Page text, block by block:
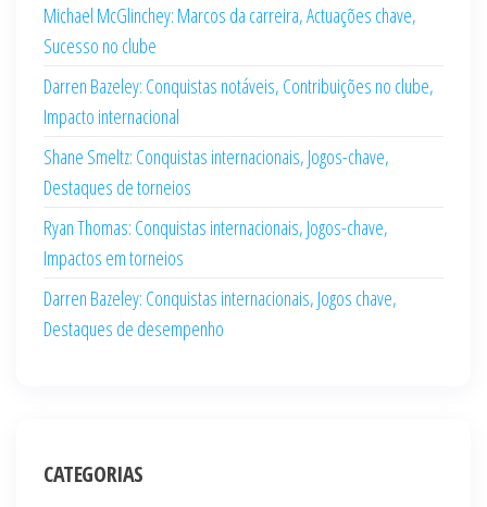
Michael McGlinchey: Marcos da carreira, Actuações chave,
Sucesso no clube
Darren Bazeley: Conquistas notáveis, Contribuições no clube,
Impacto internacional
Shane Smeltz: Conquistas internacionais, Jogos-chave,
Destaques de torneios
Ryan Thomas: Conquistas internacionais, Jogos-chave,
Impactos em torneios
Darren Bazeley: Conquistas internacionais, Jogos chave,
Destaques de desempenho
CATEGORIAS